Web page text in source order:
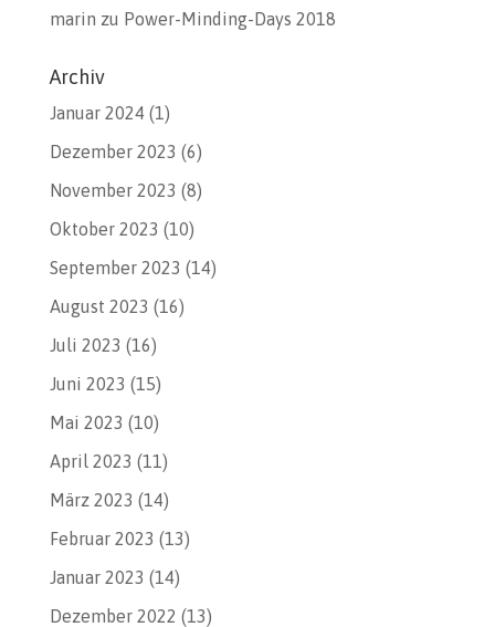
marin zu Power-Minding-Days 2018
Archiv
Januar 2024(1)
Dezember 2023 (6)
November 2023 (8)
Oktober 2023 (10)
September 2023 (14)
August 2023 (16)
Juli 2023 (16)
Juni 2023 (15)
Mai 2023 (10)
April 2023 (11)
März 2023 (14)
Februar 2023 (13)
Januar 2023 (14)
Dezember 2022 (13)